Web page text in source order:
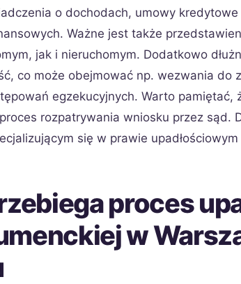
o dochodach, umowy
Ważne jest także
jak i nieruchomym. Dodatkowo
co może obejmować np. wezwania do
egzekucyjnych. Warto pamiętać,
rozpatrywania wniosku przez sąd.
się w prawie
proces
w